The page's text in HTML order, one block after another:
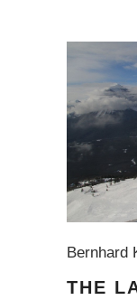
Bernhard
THE